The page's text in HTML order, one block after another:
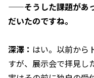
——そうした課題があ
だいたのですね。
深澤： はい。以前から
すが、展示会で拝見し